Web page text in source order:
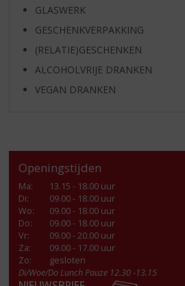
GLASWERK
GESCHENKVERPAKKING
(RELATIE)GESCHENKEN
ALCOHOLVRIJE DRANKEN
VEGAN DRANKEN
Openingstijden
Ma:
13.15 - 18.00 uur
Di:
09.00 - 18.00 uur
Wo:
09.00 - 18.00 uur
Do:
09.00 - 18.00 uur
Vr:
09.00 - 20.00 uur
Za:
09.00 - 17.00 uur
Zo:
gesloten
Di/Woe/Do Lunch Pauze 12.30 -13.15